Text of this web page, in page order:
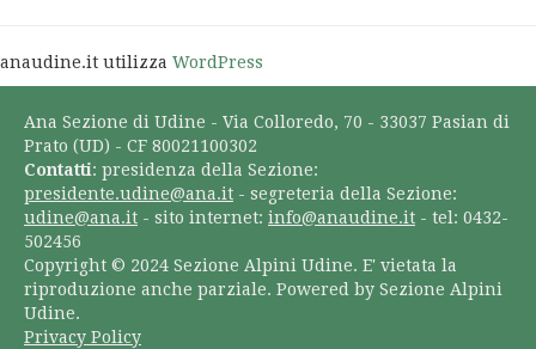
anaudine.it utilizza WordPress
Ana Sezione di Udine - Via Colloredo, 70 - 33037 Pasian di
Prato (UD) - CF 80021100302
Contatti: presidenza della Sezione:
presidente.udine@ana.it - segreteria della Sezione:
udine@ana.it - sito internet: info@anaudine.it - tel: 0432-
502456
Copyright © 2024 Sezione Alpini Udine. E' vietata la
riproduzione anche parziale. Powered by Sezione Alpini
Udine.
Privacy Policy